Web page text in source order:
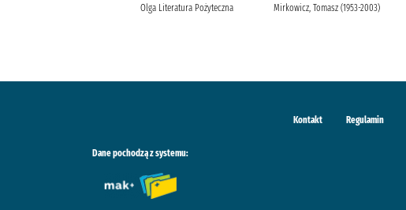
Olga Literatura Pożyteczna
Mirkowicz, Tomasz (1953-2003)
Kontakt Regulamin
Dane pochodzą z systemu: